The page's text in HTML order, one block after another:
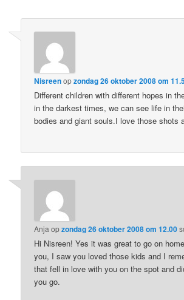
Nisreenopzondag 26 oktober 2008 om
Different children with different hopes in
in the darkest times, we can see life in
bodies and giant souls.I love those shots
Anja opzondag 26 oktober 2008 om 12.00
Hi Nisreen! Yes it was great to go on
you, I saw you loved those kids and I
that fell in love with you on the spot and
you go.